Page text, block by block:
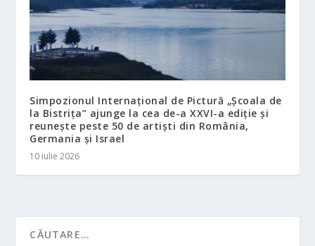
Simpozionul Internațional de Pictură „Școala de
la Bistrița” ajunge la cea de-a XXVI-a ediție și
reunește peste 50 de artiști din România,
Germania și Israel
10 iulie 2026